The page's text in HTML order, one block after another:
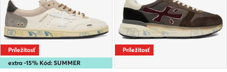
extra -15% Kód: SUMMER
Príležitosť Príležitosť